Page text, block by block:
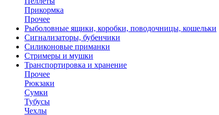
Прикормка
Прочее
Рыболовные ящики, коробки, поводочницы, кошельки
Сигнализаторы, бубенчики
Силиконовые приманки
Стримеры и мушки
Транспортировка и хранение
Прочее
Рюкзаки
Сумки
Тубусы
Чехлы